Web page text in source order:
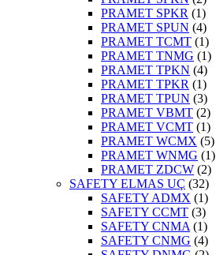
PRAMET SPKR (1)
PRAMET SPUN (4)
PRAMET TCMT (1)
PRAMET TNMG (1)
PRAMET TPKN (4)
PRAMET TPKR (1)
PRAMET TPUN (3)
PRAMET VBMT (2)
PRAMET VCMT (1)
PRAMET WCMX (5)
PRAMET WNMG (1)
PRAMET ZDCW (2)
SAFETY ELMAS UÇ (32)
SAFETY ADMX (1)
SAFETY CCMT (3)
SAFETY CNMA (1)
SAFETY CNMG (4)